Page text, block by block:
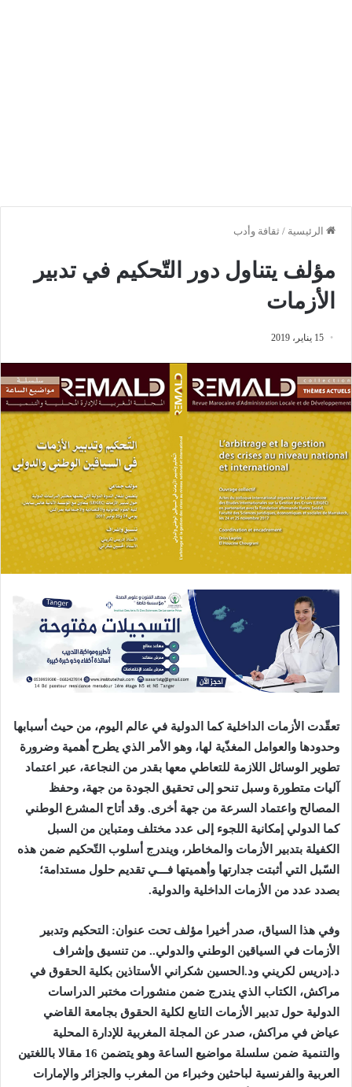
الرئيسية / ثقافة وأدب
مؤلف يتناول دور التّحكيم في تدبير
الأزمات
15 يناير، 2019
تعقّدت الأزمات الداخلية كما الدولية في عالم اليوم، من حيث أسبابها
وحدودها والعوامل المغذّية لها، وهو الأمر الذي يطرح أهمية وضرورة
تطوير الوسائل اللازمة للتعاطي معها بقدر من النجاعة، عبر اعتماد
آليات متطورة وسبل تنحو إلى تحقيق الجودة من جهة، وحفظ
المصالح واعتماد السرعة من جهة أخرى. وقد أتاح المشرع الوطني
كما الدولي إمكانية اللجوء إلى عدد مختلف ومتباين من السبل
الكفيلة بتدبير الأزمات والمخاطر، ويندرج أسلوب التّحكيم ضمن هذه
السّبل التي أثبتت جدارتها وأهميتها فـــي تقديم حلول مستدامة؛
بصدد عدد من الأزمات الداخلية والدولية.
وفي هذا السياق، صدر أخيرا مؤلف تحت عنوان: التحكيم وتدبير
الأزمات في السياقين الوطني والدولي.. من تنسيق وإشراف
د.إدريس لكريني ود.الحسين شكراني الأستاذين بكلية الحقوق في
مراكش، الكتاب الذي يندرج ضمن منشورات مختبر الدراسات
الدولية حول تدبير الأزمات التابع لكلية الحقوق بجامعة القاضي
عياض في مراكش، صدر عن المجلة المغربية للإدارة المحلية
والتنمية ضمن سلسلة مواضيع الساعة وهو يتضمن 16 مقالا باللغتين
العربية والفرنسية لباحثين وخبراء من المغرب والجزائر والإمارات